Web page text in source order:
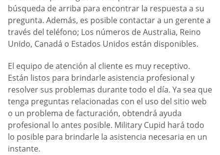
búsqueda de arriba para encontrar la respuesta a su
pregunta. Además, es posible contactar a un gerente a
través del teléfono; Los números de Australia, Reino
Unido, Canadá o Estados Unidos están disponibles.
El equipo de atención al cliente es muy receptivo.
Están listos para brindarle asistencia profesional y
resolver sus problemas durante todo el día. Ya sea que
tenga preguntas relacionadas con el uso del sitio web
o un problema de facturación, obtendrá ayuda
profesional lo antes posible. Military Cupid hará todo
lo posible para brindarle la asistencia necesaria en un
instante.